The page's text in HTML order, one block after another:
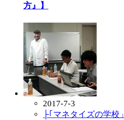
方』】
2017-7-3
├｢マネタイズの学校」